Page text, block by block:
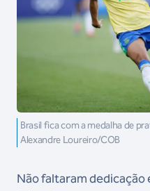
Brasil fica com a medalha de
Alexandre Loureiro/COB
Não faltaram dedicação